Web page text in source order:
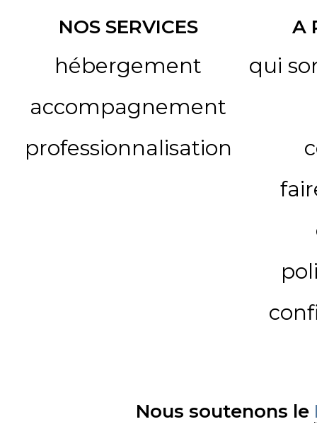
NOS SERVICES
hébergement
accompagnement
professionnalisation
A
qui